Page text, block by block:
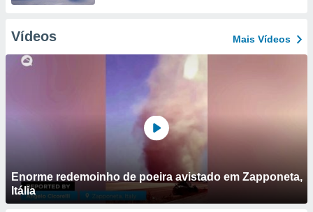
Vídeos Mais Vídeos
Enorme redemoinho de poeira avistado em Zapponeta,
Itália